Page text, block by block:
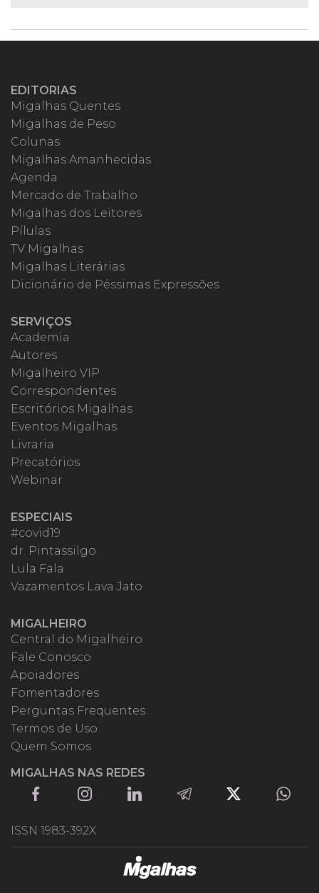
EDITORIAS
Migalhas Quentes
Migalhas de Peso
Colunas
Migalhas Amanhecidas
Agenda
Mercado de Trabalho
Migalhas dos Leitores
Pílulas
TV Migalhas
Migalhas Literárias
Dicionário de Péssimas Expressões
SERVIÇOS
Academia
Autores
Migalheiro VIP
Correspondentes
Escritórios Migalhas
Eventos Migalhas
Livraria
Precatórios
Webinar
ESPECIAIS
#covid19
dr. Pintassilgo
Lula Fala
Vazamentos Lava Jato
MIGALHEIRO
Central do Migalheiro
Fale Conosco
Apoiadores
Fomentadores
Perguntas Frequentes
Termos de Uso
Quem Somos
MIGALHAS NAS REDES
ISSN 1983-392X